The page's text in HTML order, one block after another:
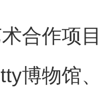
合作项
博物馆